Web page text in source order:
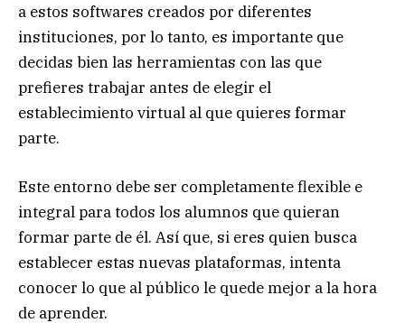
a estos softwares creados por diferentes
instituciones, por lo tanto, es importante que
decidas bien las herramientas con las que
prefieres trabajar antes de elegir el
establecimiento virtual al que quieres formar
parte.
Este entorno debe ser completamente flexible e
integral para todos los alumnos que quieran
formar parte de él. Así que, si eres quien busca
establecer estas nuevas plataformas, intenta
conocer lo que al público le quede mejor a la hora
de aprender.